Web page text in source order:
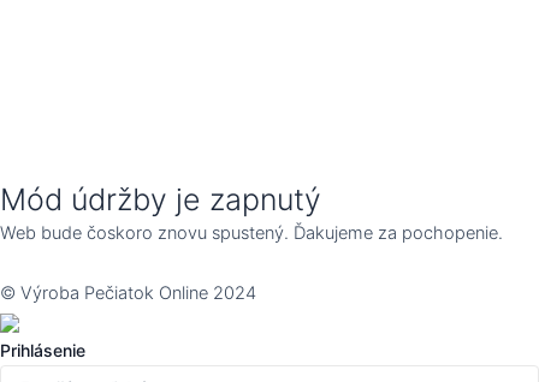
Mód údržby je zapnutý
Web bude čoskoro znovu spustený. Ďakujeme za pochopenie.
© Výroba Pečiatok Online 2024
Prihlásenie